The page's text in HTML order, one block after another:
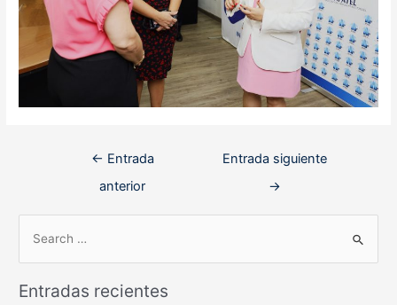
Navegación
← Entrada
anterior
Entrada siguiente
→
c
Entradas recientes